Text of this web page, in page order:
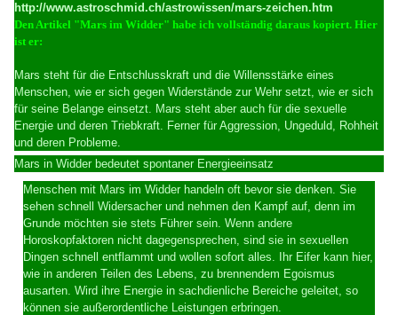
http://www.astroschmid.ch/astrowissen/mars-zeichen.htm
Den Artikel "Mars im Widder" habe ich vollständig daraus kopiert. Hier
ist er:
Mars steht für die Entschlusskraft und die Willensstärke eines
Menschen, wie er sich gegen Widerstände zur Wehr setzt, wie er sich
für seine Belange einsetzt. Mars steht aber auch für die sexuelle
Energie und deren Triebkraft. Ferner für Aggression, Ungeduld, Rohheit
und deren Probleme.
Mars in Widder bedeutet spontaner Energieeinsatz
Menschen mit Mars im Widder handeln oft bevor sie denken. Sie
sehen schnell Widersacher und nehmen den Kampf auf, denn im
Grunde möchten sie stets Führer sein. Wenn andere
Horoskopfaktoren nicht dagegensprechen, sind sie in sexuellen
Dingen schnell entflammt und wollen sofort alles. Ihr Eifer kann hier,
wie in anderen Teilen des Lebens, zu brennendem Egoismus
ausarten. Wird ihre Energie in sachdienliche Bereiche geleitet, so
können sie außerordentliche Leistungen erbringen.